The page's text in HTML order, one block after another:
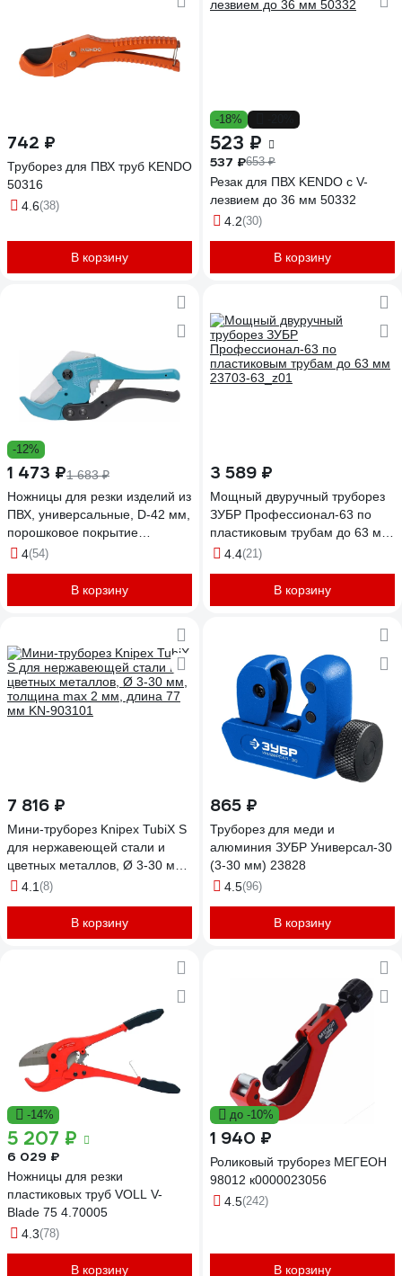
742 ₽
Труборез для ПВХ труб KENDO
50316
4.6(38)
В корзину
-18%
523 ₽
537 ₽653 ₽
Резак для ПВХ KENDO с V-
лезвием до 36 мм 50332
4.2(30)
В корзину
-12%
1 473 ₽1 683 ₽
Ножницы для резки изделий из
ПВХ, универсальные, D-42 мм,
порошковое покрытие
рукояток GROSS 78424
4(54)
В корзину
3 589 ₽
Мощный двуручный труборез
ЗУБР Профессионал-63 по
пластиковым трубам до 63 мм
23703-63_z01
4.4(21)
В корзину
7 816 ₽
Мини-труборез Knipex TubiX S
для нержавеющей стали и
цветных металлов, Ø 3-30 мм,
толщина max 2 мм, длина 77
4.1 (8)
В корзину
865 ₽
Труборез для меди и
алюминия ЗУБР Универсал-30
(3-30 мм) 23828
4.5(96)
В корзину
-14%
5 207 ₽
6 029 ₽
Ножницы для резки
пластиковых труб VOLL V-
Blade 75 4.70005
4.3(78)
В корзину
до -10%
1 940 ₽
Роликовый труборез МЕГЕОН
98012 к0000023056
4.5(242)
В корзину